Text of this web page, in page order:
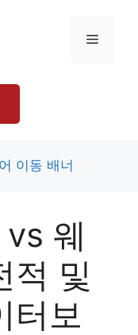
Menu
웨
적 및
터보